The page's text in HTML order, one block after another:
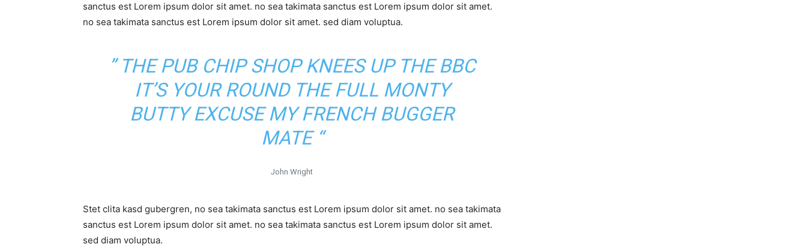
sanctus est Lorem ipsum dolor sit amet. no sea takimata sanctus est Lorem ipsum dolor sit amet.
no sea takimata sanctus est Lorem ipsum dolor sit amet. sed diam voluptua.
” THE PUB CHIP SHOP KNEES UP THE BBC
IT’S YOUR ROUND THE FULL MONTY
BUTTY EXCUSE MY FRENCH BUGGER
MATE “
John Wright
Stet clita kasd gubergren, no sea takimata sanctus est Lorem ipsum dolor sit amet. no sea takimata
sanctus est Lorem ipsum dolor sit amet. no sea takimata sanctus est Lorem ipsum dolor sit amet.
sed diam voluptua.